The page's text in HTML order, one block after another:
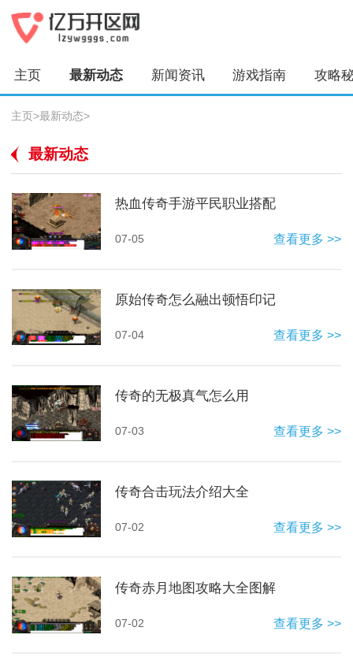
主页 最新动态 新闻资讯 游戏指南 攻略
主页>最新动态>
最新动态
热血传奇手游平民职业搭配
07-05 查看更多 >>
原始传奇怎么融出顿悟印记
07-04 查看更多 >>
传奇的无极真气怎么用
07-03 查看更多 >>
传奇合击玩法介绍大全
07-02 查看更多 >>
传奇赤月地图攻略大全图解
07-02 查看更多 >>